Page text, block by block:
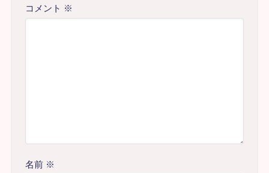
コメント ※
名前 ※